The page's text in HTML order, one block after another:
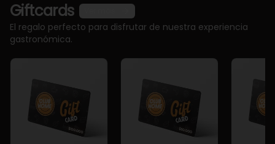
Giftcards
El regalo perfecto para disfrutar de nuestra experiencia
gastronómica.